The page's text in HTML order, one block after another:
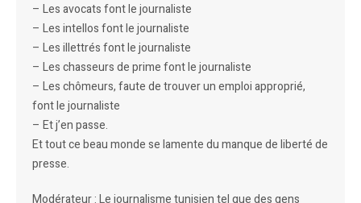
– Les avocats font le journaliste
– Les intellos font le journaliste
– Les illettrés font le journaliste
– Les chasseurs de prime font le journaliste
– Les chômeurs, faute de trouver un emploi approprié,
font le journaliste
– Et j’en passe.
Et tout ce beau monde se lamente du manque de liberté de
presse.
Modérateur : Le journalisme tunisien tel que des gens